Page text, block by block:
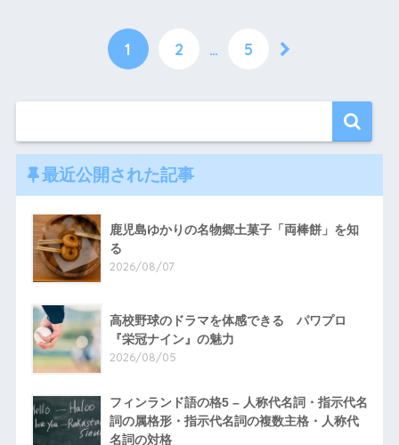
1 2 … 5
最近公開された記事
鹿児島ゆかりの名物郷土菓子「両棒餅」を知
る
2026/08/07
高校野球のドラマを体感できる パワプロ
『栄冠ナイン』の魅力
2026/08/05
フィンランド語の格5 – 人称代名詞・指示代名
詞の属格形・指示代名詞の複数主格・人称代
名詞の対格